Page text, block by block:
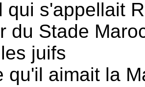
qui s'appellait
du Stade
juifs
qu'il aimait la